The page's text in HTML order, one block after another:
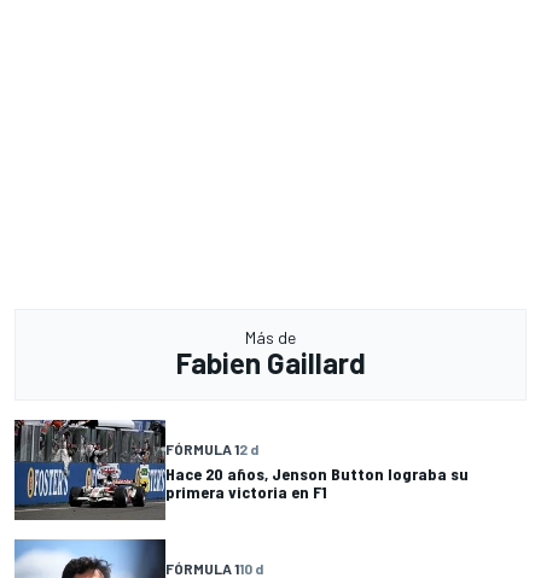
Más de
Fabien Gaillard
FÓRMULA 12 d
Hace 20 años, Jenson Button lograba su
primera victoria en F1
FÓRMULA 110 d